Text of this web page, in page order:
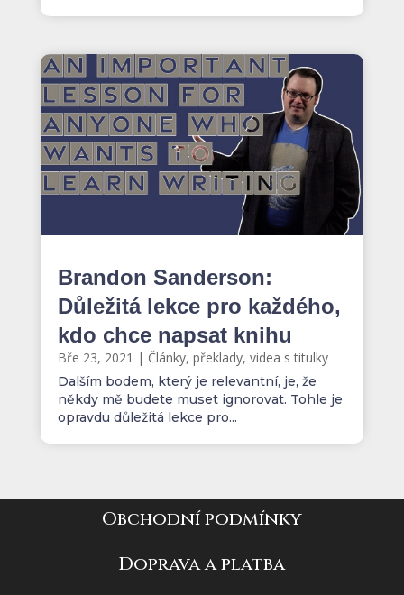
Brandon Sanderson:
Důležitá lekce pro každého,
kdo chce napsat knihu
Bře 23, 2021 | Články, překlady, videa s titulky
Dalším bodem, který je relevantní, je, že
někdy mě budete muset ignorovat. Tohle je
opravdu důležitá lekce pro...
Obchodní podmínky
Doprava a platba